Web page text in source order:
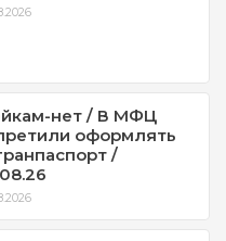
нет / В МФЦ
оформлять
/